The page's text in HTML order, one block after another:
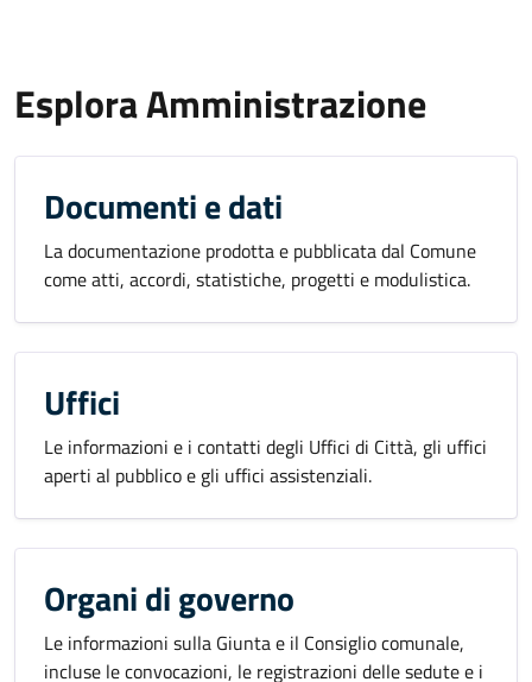
Esplora Amministrazione
Documenti e dati
La documentazione prodotta e pubblicata dal Comune
come atti, accordi, statistiche, progetti e modulistica.
Uffici
Le informazioni e i contatti degli Uffici di Città, gli uffici
aperti al pubblico e gli uffici assistenziali.
Organi di governo
Le informazioni sulla Giunta e il Consiglio comunale,
incluse le convocazioni, le registrazioni delle sedute e i